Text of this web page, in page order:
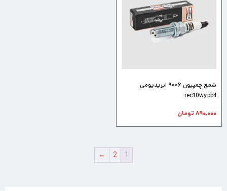
شمع چمپیون ۹۰۰۶ ایریدیومی
rec10wypb4
۸۹۰,۰۰۰ تومان
1
2
←